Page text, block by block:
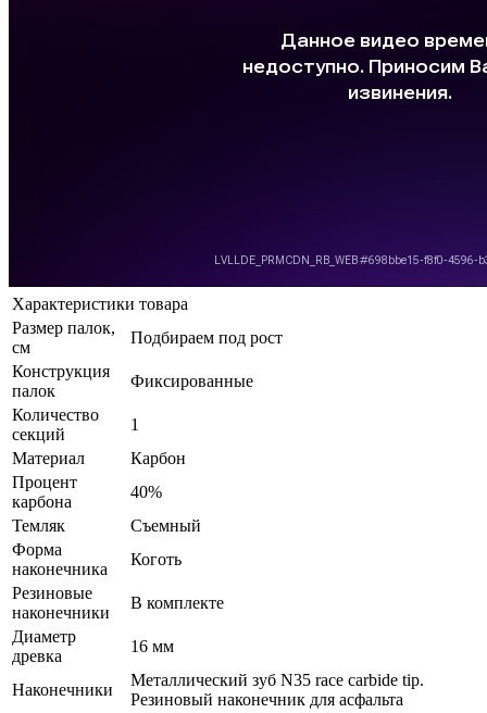
Характеристики товара
Размер палок,
см
Подбираем под рост
Конструкция
палок
Фиксированные
Количество
секций
1
Материал
Карбон
Процент
карбона
40%
Темляк
Съемный
Форма
наконечника
Коготь
Резиновые
наконечники
В комплекте
Диаметр
древка
16 мм
Наконечники
Металлический зуб N35 race carbide tip.
Резиновый наконечник для асфальта